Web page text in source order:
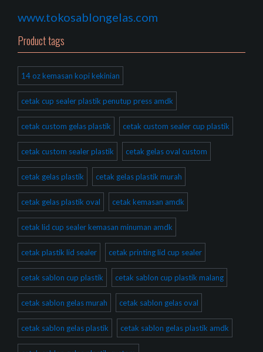
www.tokosablongelas.com
Product tags
14 oz kemasan kopi kekinian
cetak cup sealer plastik penutup press amdk
cetak custom gelas plastik cetak custom sealer cup plastik
cetak custom sealer plastik cetak gelas oval custom
cetak gelas plastik cetak gelas plastik murah
cetak gelas plastik oval cetak kemasan amdk
cetak lid cup sealer kemasan minuman amdk
cetak plastik lid sealer cetak printing lid cup sealer
cetak sablon cup plastik cetak sablon cup plastik malang
cetak sablon gelas murah cetak sablon gelas oval
cetak sablon gelas plastik cetak sablon gelas plastik amdk